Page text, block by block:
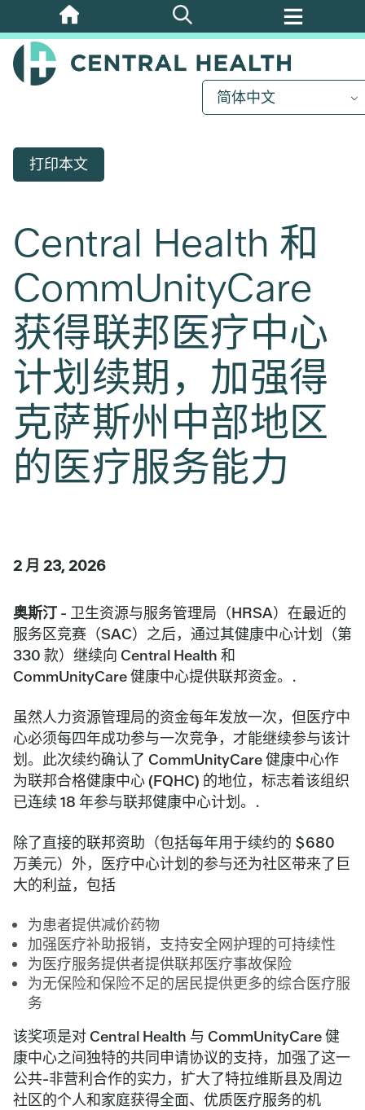
跳
至
主
简体中文
打印本文
Central Health 和
CommUnityCare
获得联邦医疗中心
计划续期，加强得
克萨斯州中部地区
的医疗服务能力
2 月 23, 2026
奥斯汀 - 卫生资源与服务管理局（HRSA）在最近的
服务区竞赛（SAC）之后，通过其健康中心计划（第
330 款）继续向 Central Health 和
CommUnityCare 健康中心提供联邦资金。.
虽然人力资源管理局的资金每年发放一次，但医疗中
心必须每四年成功参与一次竞争，才能继续参与该计
划。此次续约确认了 CommUnityCare 健康中心作
为联邦合格健康中心 (FQHC) 的地位，标志着该组织
已连续 18 年参与联邦健康中心计划。.
除了直接的联邦资助（包括每年用于续约的 $680
万美元）外，医疗中心计划的参与还为社区带来了巨
大的利益，包括
为患者提供减价药物
加强医疗补助报销，支持安全网护理的可持续性
为医疗服务提供者提供联邦医疗事故保险
为无保险和保险不足的居民提供更多的综合医疗服
务
该奖项是对 Central Health 与 CommUnityCare 健
康中心之间独特的共同申请协议的支持，加强了这一
公共-非营利合作的实力，扩大了特拉维斯县及周边
社区的个人和家庭获得全面、优质医疗服务的机